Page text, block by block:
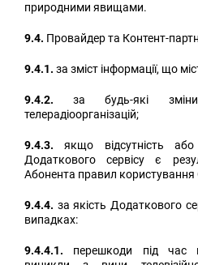
природними явищами.
9.4. Провайдер та Контент-
9.4.1. за зміст інформації, що
9.4.2. за будь-які
телерадіоорганізацій;
9.4.3. якщо відсутність
Додаткового сервісу є
Абонента правил
9.4.4. за якість Додаткового
випадках:
9.4.4.1. перешкоди під час